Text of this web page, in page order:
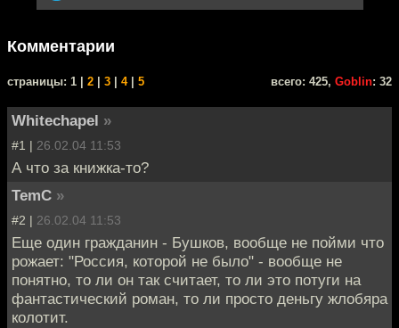
Комментарии
cтраницы: 1 | 2 3 4| 5 всего: 425, Goblin: 32
Whitechapel »
#1 | 26.02.04 11:53
А что за книжка-то?
TemC »
#2 | 26.02.04 11:53
Еще один гражданин - Бушков, вообще не пойми что
рожает: "Россия, которой не было" - вообще не
понятно, то ли он так считает, то ли это потуги на
фантастический роман, то ли просто деньгу жлобяра
колотит.